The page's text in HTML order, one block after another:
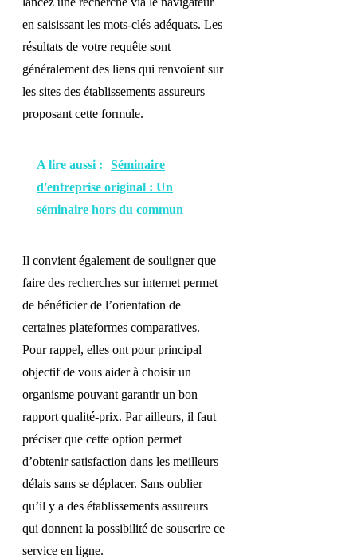
en saisissant les mots-clés adéquats. Les
résultats de votre requête sont
généralement des liens qui renvoient sur
les sites des établissements assureurs
proposant cette formule.
A lire aussi :
Séminaire
d'entreprise original : Un
séminaire hors du commun
Il convient également de souligner que
faire des recherches sur internet permet
de bénéficier de l’orientation de
certaines plateformes comparatives.
Pour rappel, elles ont pour principal
objectif de vous aider à choisir un
organisme pouvant garantir un bon
rapport qualité-prix. Par ailleurs, il faut
préciser que cette option permet
d’obtenir satisfaction dans les meilleurs
délais sans se déplacer. Sans oublier
qu’il y a des établissements assureurs
qui donnent la possibilité de souscrire ce
service en ligne.